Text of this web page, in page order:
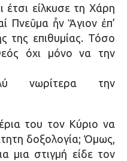
έτσι είλκυσε τη Χάρη
Πνεῦμα ἦν Ἅγιον ἐπ’
της επιθυμίας. Τόσο
όχι μόνο να την
νωρίτερα την
του τον Κύριο να
δοξολογία; Όμως,
μια στιγμή είδε τον